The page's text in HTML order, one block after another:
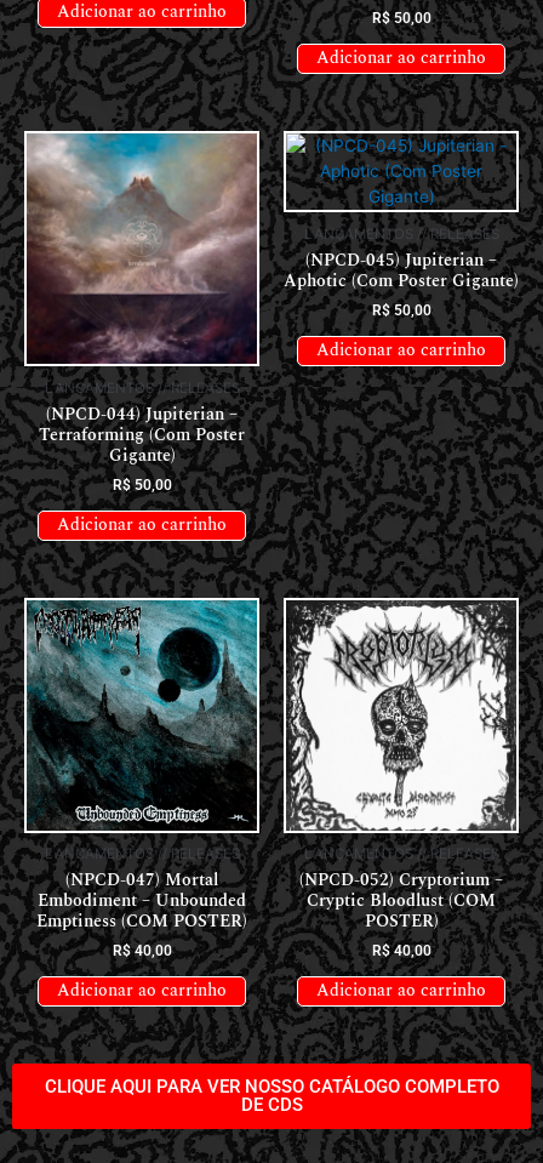
Adicionar ao carrinho R$50,00
Adicionar ao carrinho
LANÇAMENTOS // RELEASES
(NPCD-044) Jupiterian –
Terraforming (Com Poster
Gigante)
R$50,00
Adicionar ao carrinho
LANÇAMENTOS // RELEASES
(NPCD-045) Jupiterian –
Aphotic (Com Poster Gigante)
R$50,00
Adicionar ao carrinho
LANÇAMENTOS // RELEASES
(NPCD-047) Mortal
Embodiment – Unbounded
Emptiness (COM POSTER)
R$40,00
Adicionar ao carrinho
LANÇAMENTOS // RELEASES
(NPCD-052) Cryptorium –
Cryptic Bloodlust (COM
POSTER)
R$40,00
Adicionar ao carrinho
CLIQUE AQUI PARA VER NOSSO CATÁLOGO COMPLETO
DE CDS